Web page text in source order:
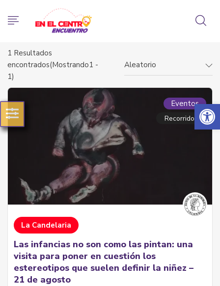
Abrir
1 Resultados
encontrados(Mostrando1 -
1)
Aleatorio
Eventos
Recorridos
La Candelaria
Las infancias no son como las pintan: una
visita para poner en cuestión los
estereotipos que suelen definir la niñez –
21 de agosto